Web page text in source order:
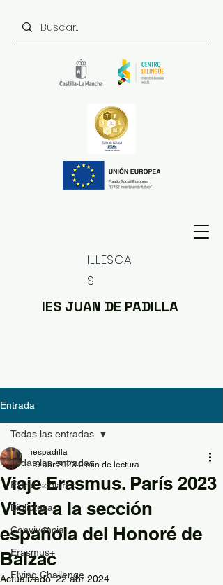
ILLESCA
S
IES JUAN DE PADILLA
Entrada
Todas las entradas
Extraescolares
Biblioteca
Convivencia
Erasmus+
Flying Challenge
Todas las entradas
Viaje Erasmus. París 2023
Visita a la sección
española del Honoré de
Balzac
iespadilla
19 abr 2023 0 min de lectura
Actualizado:22 abr 2024